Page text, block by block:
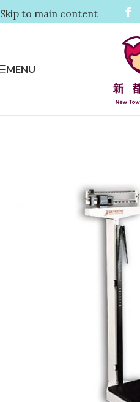
Skip to main content
MENU